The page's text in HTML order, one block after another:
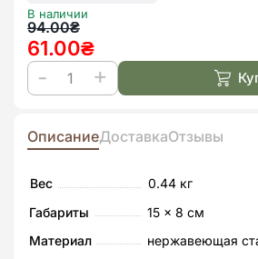
В наличии
94.00₴
Первоначальная
цена
составляла
94.00₴.
61.00₴
Текущая
цена:
61.00₴.
Количество
Овощечистка
ОписаниеДоставкаОтзывы
Вес
0.44 кг
Габариты
15 × 8 см
Материал
нержавеющая